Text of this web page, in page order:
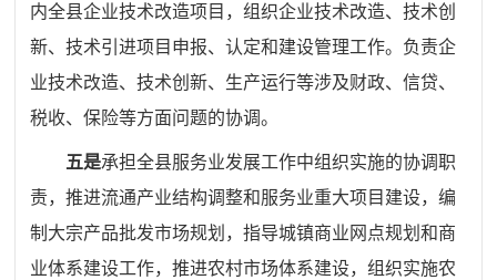
内全县企业技术改造项目，组织企业技术改造、技术创
新、技术引进项目申报、认定和建设管理工作。负责企
业技术改造、技术创新、生产运行等涉及财政、信贷、
税收、保险等方面问题的协调。
五是承担全县服务业发展工作中组织实施的协调职
责，推进流通产业结构调整和服务业重大项目建设，编
制大宗产品批发市场规划，指导城镇商业网点规划和商
业体系建设工作，推进农村市场体系建设，组织实施农